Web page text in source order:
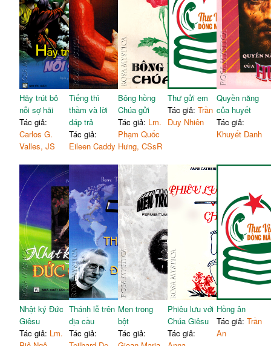
Hãy trút bỏ
nỗi sợ hãi
Tác giả:
Carlos G.
Valles, JS
Tiếng thì
thầm và lời
đáp trả
Tác giả:
Eileen Caddy
Bông hồng
Chúa gửi
Tác giả: Lm.
Phạm Quốc
Hưng, CSsR
Thư gửi em
Tác giả: Trần
Duy Nhiên
Quyền năng
của huyết
Tác giả:
Khuyết Danh
Nhật ký Đức
Giêsu
Tác giả: Lm.
Thánh lễ trên
địa cầu
Tác giả:
Men trong
bột
Tác giả:
Phiêu lưu với
Chúa Giêsu
Tác giả:
Hồng ân
Tác giả:Trần
An